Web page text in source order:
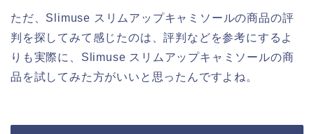
ただ、Slimuse スリムアップキャミソールの商品の評
判を探してみて感じたのは、評判などを参考にするよ
りも実際に、Slimuse スリムアップキャミソールの商
品を試してみた方がいいと思ったんですよね。